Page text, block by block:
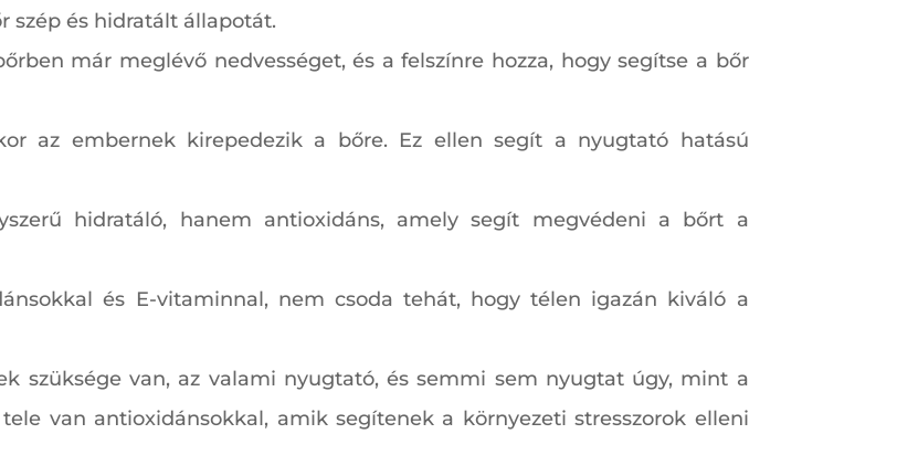
szép és hidratált állapotát.
már meglévő nedvességet, és a felszínre hozza, hogy segítse a bőr
az embernek kirepedezik a bőre. Ez ellen segít a nyugtató hatású
hidratáló, hanem antioxidáns, amely segít megvédeni a bőrt a
és E-vitaminnal, nem csoda tehát, hogy télen igazán kiváló a
szüksége van, az valami nyugtató, és semmi sem nyugtat úgy, mint a
van antioxidánsokkal, amik segítenek a környezeti stresszorok elleni